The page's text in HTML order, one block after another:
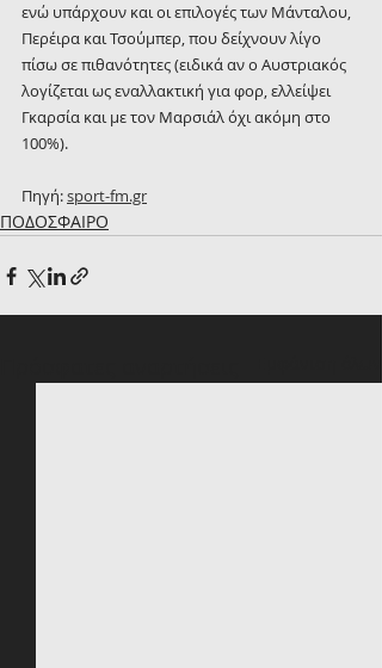
ενώ υπάρχουν και οι επιλογές των Μάνταλου,
Περέιρα και Τσούμπερ, που δείχνουν λίγο
πίσω σε πιθανότητες (ειδικά αν ο Αυστριακός
λογίζεται ως εναλλακτική για φορ, ελλείψει
Γκαρσία και με τον Μαρσιάλ όχι ακόμη στο
100%).
Πηγή: sport-fm.gr
ΠΟΔΟΣΦΑΙΡΟ